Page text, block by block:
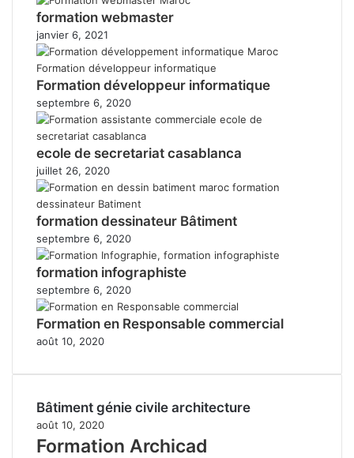
formation webmaster
janvier 6, 2021
Formation développeur informatique
septembre 6, 2020
ecole de secretariat casablanca
juillet 26, 2020
formation dessinateur Bâtiment
septembre 6, 2020
formation infographiste
septembre 6, 2020
Formation en Responsable commercial
août 10, 2020
Bâtiment génie civile architecture
août 10, 2020
Formation Archicad